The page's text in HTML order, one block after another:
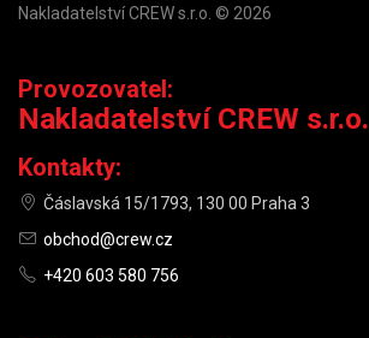
Nakladatelství CREW s.r.o. © 2026
Provozovatel:
Nakladatelství CREW s.r.o.
Kontakty:
Čáslavská 15/1793, 130 00 Praha 3
obchod@crew.cz
+420 603 580 756